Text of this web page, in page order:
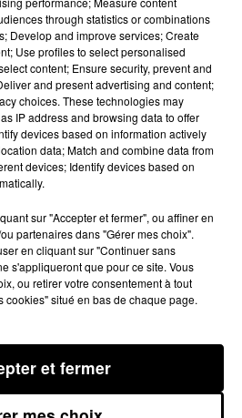
DU COMMINGES DU
À 11H39
DU COMMINGES DU
À 10H41
DU COMMINGES DU
À 06H46
through statistics or combinations
Develop and improve services; Create
Use profiles to select personalised
content; Ensure security, prevent and
and present advertising and content;
choices. These technologies may
IP address and browsing data to offer
devices based on information actively
data; Match and combine data from
devices; Identify devices based on
sur "Accepter et fermer", ou affiner en
partenaires dans "Gérer mes choix".
en cliquant sur "Continuer sans
s'appliqueront que pour ce site. Vous
ou retirer votre consentement à tout
cookies" situé en bas de chaque page.
et fermer